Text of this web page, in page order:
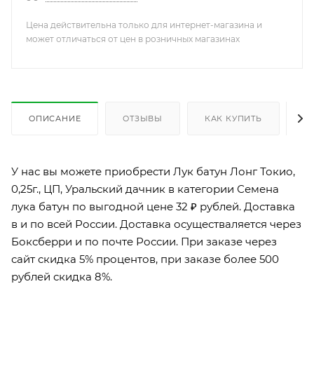
Цена действительна только для интернет-магазина и
может отличаться от цен в розничных магазинах
ОПИСАНИЕ ОТЗЫВЫ КАК КУПИТЬ
У нас вы можете приобрести Лук батун Лонг Токио,
0,25г., ЦП, Уральский дачник в категории Семена
лука батун по выгодной цене 32 ₽ рублей. Доставка
в и по всей России. Доставка осуществаляется через
Боксберри и по почте России. При заказе через
сайт скидка 5% процентов, при заказе более 500
рублей скидка 8%.